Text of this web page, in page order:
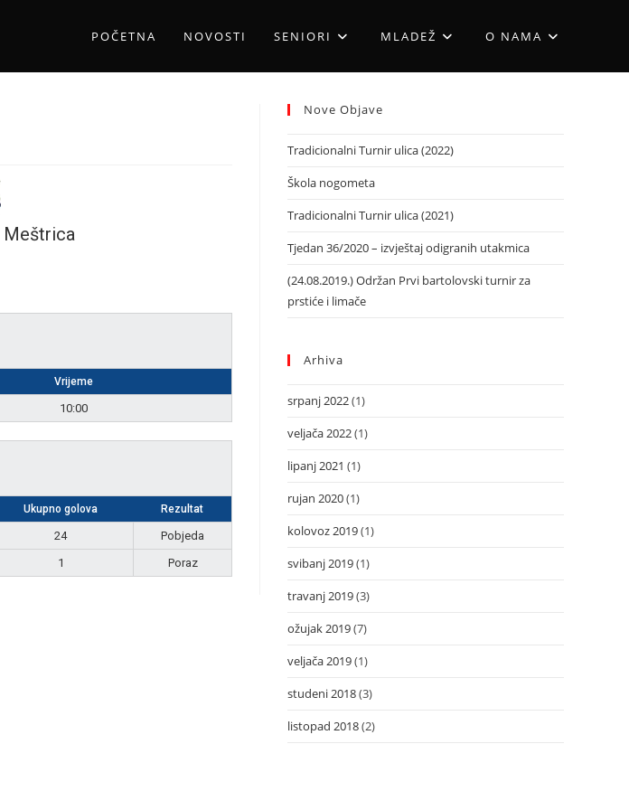
POČETNA NOVOSTI SENIORI MLADEŽ O NAMA
Meštrica
Vrijeme
10:00
Ukupno golova Rezultat
24
Pobjeda
1 Poraz
Nove Objave
Tradicionalni Turnir ulica (2022)
Škola nogometa
Tradicionalni Turnir ulica (2021)
Tjedan 36/2020 – izvještaj odigranih utakmica
(24.08.2019.) Održan Prvi bartolovski turnir za
prstiće i limače
Arhiva
srpanj 2022(1)
veljača 2022(1)
lipanj 2021 (1)
rujan 2020(1)
kolovoz 2019(1)
svibanj 2019(1)
travanj 2019(3)
ožujak 2019(7)
veljača 2019(1)
studeni 2018(3)
listopad 2018(2)